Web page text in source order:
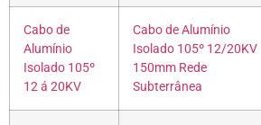
Cabo de
Alumínio
Isolado 105º
12 á 20KV
Cabo de Alumínio
Isolado 105º 12/20KV
150mm Rede
Subterrânea